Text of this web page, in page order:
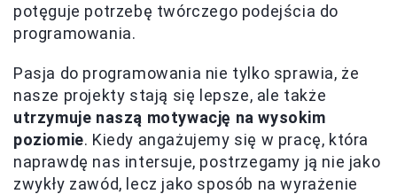
potęguje potrzebę twórczego podejścia do
programowania.
Pasja do programowania nie tylko sprawia, że
nasze projekty stają się lepsze, ale także
utrzymuje naszą motywację na wysokim
poziomie. Kiedy angażujemy się w pracę, która
naprawdę nas intersuje, postrzegamy ją nie jako
zwykły zawód, lecz jako sposób na wyrażenie